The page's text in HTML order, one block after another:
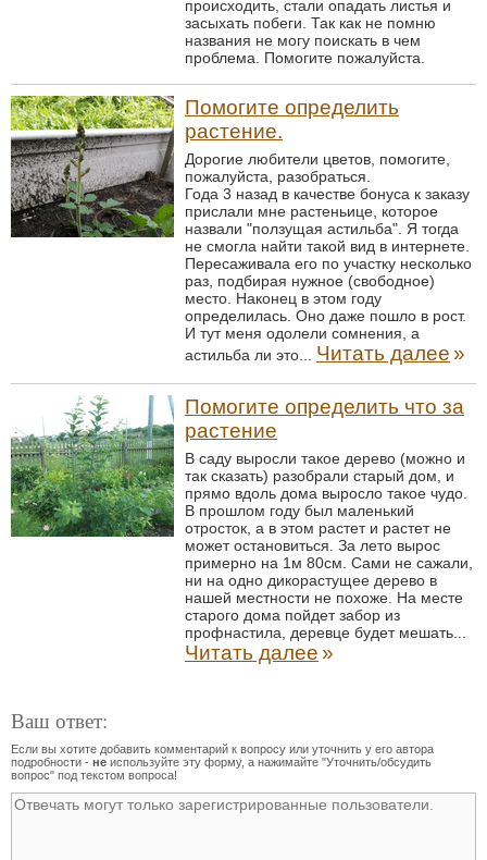
происходить, стали опадать листья и
засыхать побеги. Так как не помню
названия не могу поискать в чем
проблема. Помогите пожалуйста.
Помогите определить
растение.
Дорогие любители цветов, помогите,
пожалуйста, разобраться.
Года 3 назад в качестве бонуса к заказу
прислали мне растеньице, которое
назвали "ползущая астильба". Я тогда
не смогла найти такой вид в интернете.
Пересаживала его по участку несколько
раз, подбирая нужное (свободное)
место. Наконец в этом году
определилась. Оно даже пошло в рост.
И тут меня одолели сомнения, а
астильба ли это... Читать далее»
Помогите определить что за
растение
В саду выросли такое дерево (можно и
так сказать) разобрали старый дом, и
прямо вдоль дома выросло такое чудо.
В прошлом году был маленький
отросток, а в этом растет и растет не
может остановиться. За лето вырос
примерно на 1м 80см. Сами не сажали,
ни на одно дикорастущее дерево в
нашей местности не похоже. На месте
старого дома пойдет забор из
профнастила, деревце будет мешать...
Читать далее»
Ваш ответ:
Если вы хотите добавить комментарий к вопросу или уточнить у его автора
подробности - не используйте эту форму, а нажимайте "Уточнить/обсудить
вопрос" под текстом вопроса!